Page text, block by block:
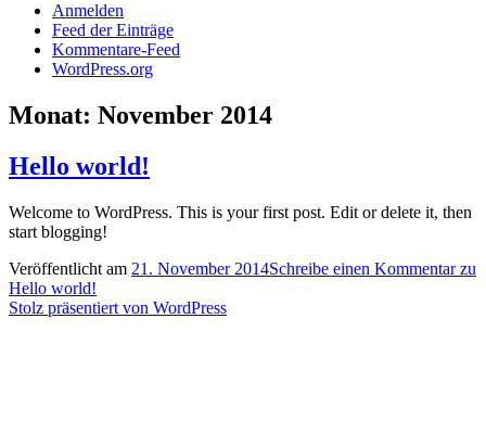
Anmelden
Feed der Einträge
Kommentare-Feed
WordPress.org
Monat: November 2014
Hello world!
Welcome to WordPress. This is your first post. Edit or delete it, then
start blogging!
Veröffentlicht am 21. November 2014Schreibe einen Kommentarzu
Hello world!
Stolz präsentiert von WordPress